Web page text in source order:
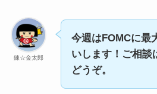
錬☆金太郎
今週はFOMCに最
いします！ご相談
どうぞ。